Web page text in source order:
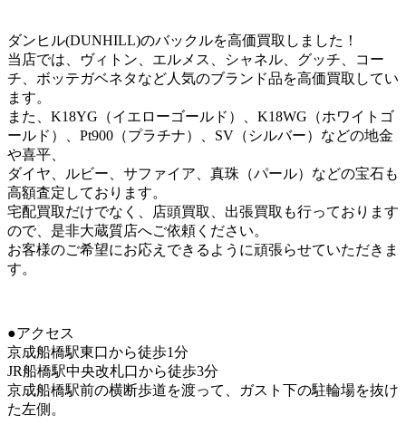
ダンヒル(DUNHILL)のバックルを高価買取しました！
当店では、ヴィトン、エルメス、シャネル、グッチ、コー
チ、ボッテガベネタなど人気のブランド品を高価買取してい
ます。
また、K18YG（イエローゴールド）、K18WG（ホワイトゴ
ールド）、Pt900（プラチナ）、SV（シルバー）などの地金
や喜平、
ダイヤ、ルビー、サファイア、真珠（パール）などの宝石も
高額査定しております。
宅配買取だけでなく、店頭買取、出張買取も行っております
ので、是非大蔵質店へご依頼ください。
お客様のご希望にお応えできるように頑張らせていただきま
す。
●アクセス
京成船橋駅東口から徒歩1分
JR船橋駅中央改札口から徒歩3分
京成船橋駅前の横断歩道を渡って、ガスト下の駐輪場を抜け
た左側。